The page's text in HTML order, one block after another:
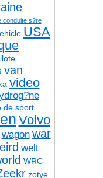
conduite s?re
USA
van
video
de sport
Volvo
wagon war
welt
WRC
zotye